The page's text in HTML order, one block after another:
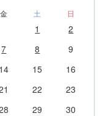
金 土 日
1
2
7 8
9
14 15
16
22
23
29
30